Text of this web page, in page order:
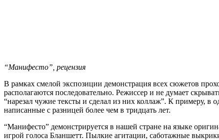
“Манифесто”, рецензия
В рамках смелой экспозиции демонстрация всех сюжетов
располагаются последовательно. Режиссер и не думает
“нарезал чужие тексты и сделал из них коллаж”. К примеру,
написанные с разницей более чем в тридцать лет.
“Манифесто” демонстрируется в нашей стране на языке
игрой голоса Бланшетт. Пылкие агитации, саботажные